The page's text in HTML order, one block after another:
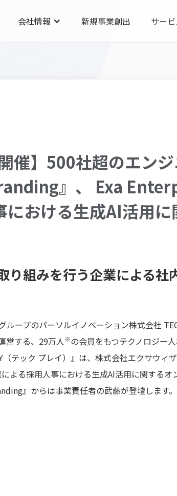
会社情報 新規事業創出 サー
催】500社超のエン
』、 Exa
おける生成AI活用に
り組みを行う企業による社
ループのパーソルイノベーション株式会社
営する、29万人 ※の会員をもつテクノロジー
テック プレイ）』は、株式会社エクサウィ
よる採用人事における生成AI活用に関する
』からは事業責任者の武藤が登壇します。